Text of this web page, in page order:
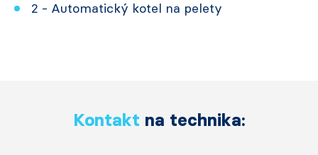
2 - Automatický kotel na pelety
Kontakt na technika: